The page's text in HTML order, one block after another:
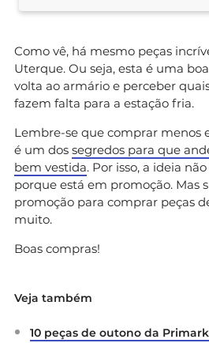
Como vê, há mesmo peças
Uterque. Ou seja, esta é uma
volta ao armário e perceber
fazem falta para a estação fria.
Lembre-se que comprar menos
é um dos segredos para que
bem vestida. Por isso, a ideia
porque está em promoção. Mas
promoção para comprar peças
muito.
Boas compras!
Veja também
10 peças de outono da